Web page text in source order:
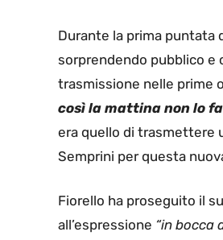
Durante la prima puntata
sorprendendo pubblico e
trasmissione nelle prime
così la mattina non lo
era quello di trasmettere
Semprini per questa
Fiorello ha proseguito il
all’espressione “in bocca